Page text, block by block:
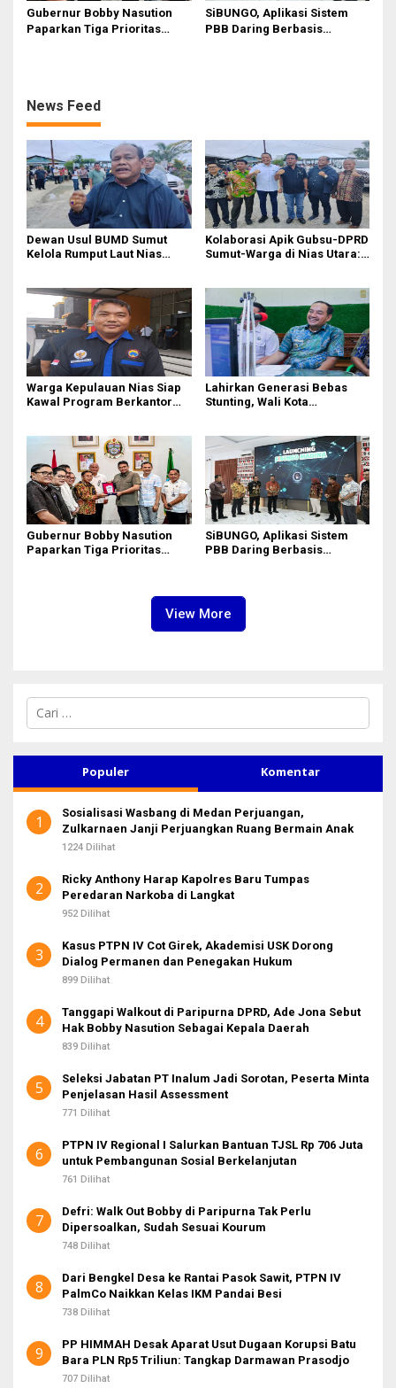
Gubernur Bobby Nasution
Paparkan Tiga Prioritas
SiBUNGO, Aplikasi Sistem
PBB Daring Berbasis
News Feed
Dewan Usul BUMD Sumut
Kelola Rumput Laut Nias
Kolaborasi Apik Gubsu-DPRD
Sumut-Warga di Nias Utara:
Warga Kepulauan Nias Siap
Kawal Program Berkantor
Lahirkan Generasi Bebas
Stunting, Wali Kota
Gubernur Bobby Nasution
Paparkan Tiga Prioritas
SiBUNGO, Aplikasi Sistem
PBB Daring Berbasis
View More
C
i
n
u
k
Populer Komentar
1
Sosialisasi Wasbang di Medan Perjuangan,
Zulkarnaen Janji Perjuangkan Ruang Bermain Anak
1224 Dilihat
2
Ricky Anthony Harap Kapolres Baru Tumpas
Peredaran Narkoba di Langkat
952 Dilihat
3
Kasus PTPN IV Cot Girek, Akademisi USK Dorong
Dialog Permanen dan Penegakan Hukum
899 Dilihat
4
Tanggapi Walkout di Paripurna DPRD, Ade Jona Sebut
Hak Bobby Nasution Sebagai Kepala Daerah
839 Dilihat
5
Seleksi Jabatan PT Inalum Jadi Sorotan, Peserta Minta
Penjelasan Hasil Assessment
771 Dilihat
6
PTPN IV Regional I Salurkan Bantuan TJSL Rp 706 Juta
untuk Pembangunan Sosial Berkelanjutan
761 Dilihat
7
Defri: Walk Out Bobby di Paripurna Tak Perlu
Dipersoalkan, Sudah Sesuai Kourum
748 Dilihat
8
Dari Bengkel Desa ke Rantai Pasok Sawit, PTPN IV
PalmCo Naikkan Kelas IKM Pandai Besi
738 Dilihat
9
PP HIMMAH Desak Aparat Usut Dugaan Korupsi Batu
Bara PLN Rp5 Triliun: Tangkap Darmawan Prasodjo
707 Dilihat